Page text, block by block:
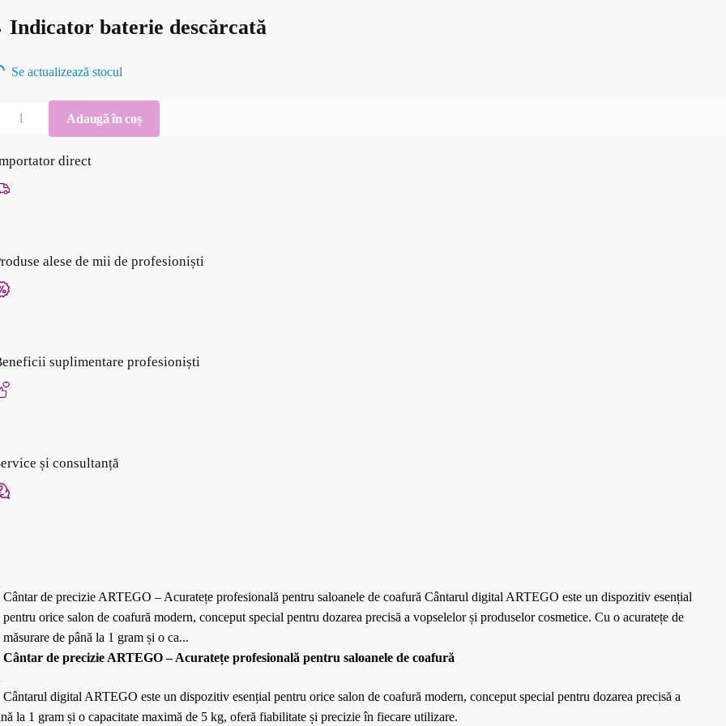
Indicator baterie descărcată
Se actualizează stocul
precizie
Adaugă în coș
direct
alese de mii de profesioniști
suplimentare profesioniști
și consultanță
Cântar de precizie ARTEGO – Acuratețe profesională pentru saloanele de coafură Cântarul digital ARTEGO este un dispozitiv esențial
pentru orice salon de coafură modern, conceput special pentru dozarea precisă a vopselelor și produselor cosmetice. Cu o acuratețe de
măsurare de până la 1 gram și o ca...
Cântar de precizie ARTEGO – Acuratețe profesională pentru saloanele de coafură
Cântarul digital ARTEGO este un dispozitiv esențial pentru orice salon de coafură modern, conceput special pentru dozarea precisă a
la 1 gram și o capacitate maximă de 5 kg, oferă fiabilitate și precizie în fiecare utilizare.